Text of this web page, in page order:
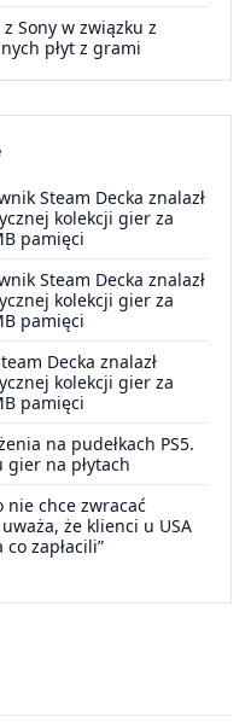
Sony w związku z
płyt z grami
Steam Decka znalazł
kolekcji gier za
pamięci
Steam Decka znalazł
kolekcji gier za
pamięci
Decka znalazł
kolekcji gier za
pamięci
na pudełkach PS5.
na płytach
nie chce zwracać
że klienci u USA
zapłacili”